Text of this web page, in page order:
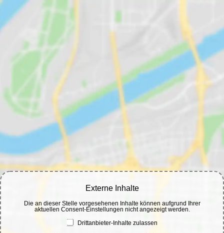
Externe Inhalte
Die an dieser Stelle vorgesehenen Inhalte können aufgrund Ihrer
aktuellen Consent-Einstellungen nicht angezeigt werden.
Drittanbieter-Inhalte zulassen